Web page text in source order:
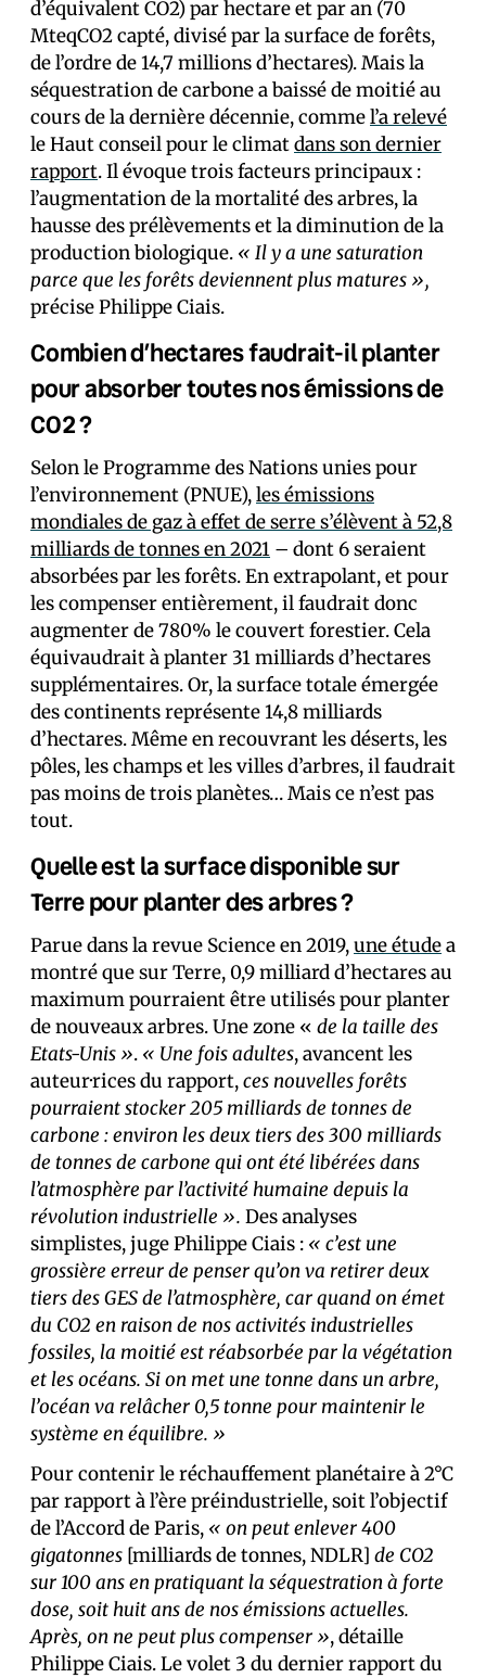
d’équivalent CO2) par hectare et par an (70
MteqCO2 capté, divisé par la surface de forêts,
de l’ordre de 14,7 millions d’hectares). Mais la
séquestration de carbone a baissé de moitié au
cours de la dernière décennie, commel’a relevé
le Haut conseil pour le climatdans son dernier
rapport. Il évoque trois facteurs principaux :
l’augmentation de la mortalité des arbres, la
hausse des prélèvements et la diminution de la
production biologique. « Il y a une saturation
parce que les forêts deviennent plus matures »,
précise Philippe Ciais.
Combien d’hectares faudrait-il planter
pour absorber toutes nos émissions de
CO2 ?
Selon le Programme des Nations unies pour
l’environnement (PNUE),les émissions
mondiales de gaz à effet de serre s’élèvent à 52,8
milliards de tonnes en 2021 – dont 6 seraient
absorbées par les forêts. En extrapolant, et pour
les compenser entièrement, il faudrait donc
augmenter de 780% le couvert forestier. Cela
équivaudrait à planter 31 milliards d’hectares
supplémentaires. Or, la surface totale émergée
des continents représente 14,8 milliards
d’hectares. Même en recouvrant les déserts, les
pôles, les champs et les villes d’arbres, il faudrait
pas moins de trois planètes… Mais ce n’est pas
tout.
Quelle est la surface disponible sur
Terre pour planter des arbres ?
Parue dans la revue Science en 2019,une étudea
montré que sur Terre, 0,9 milliard d’hectares au
maximum pourraient être utilisés pour planter
de nouveaux arbres. Une zone « de la taille des
Etats-Unis ». « Une fois adultes, avancent les
auteur·rices du rapport,ces nouvelles forêts
pourraient stocker 205 milliards de tonnes de
carbone : environ les deux tiers des 300 milliards
de tonnes de carbone qui ont été libérées dans
l’atmosphère par l’activité humaine depuis la
révolution industrielle ». Des analyses
simplistes, juge Philippe Ciais : « c’est une
grossière erreur de penser qu’on va retirer deux
tiers des GES de l’atmosphère, car quand on émet
du CO2 en raison de nos activités industrielles
fossiles, la moitié est réabsorbée par la végétation
et les océans. Si on met une tonne dans un arbre,
l’océan va relâcher 0,5 tonne pour maintenir le
système en équilibre. »
Pour contenir le réchauffement planétaire à 2°C
par rapport à l’ère préindustrielle, soit l’objectif
de l’Accord de Paris, « on peut enlever 400
gigatonnes [milliards de tonnes, NDLR] de CO2
sur 100 ans en pratiquant la séquestration à forte
dose, soit huit ans de nos émissions actuelles.
Après, on ne peut plus compenser », détaille
Philippe Ciais. Le volet 3 du dernier rapport du